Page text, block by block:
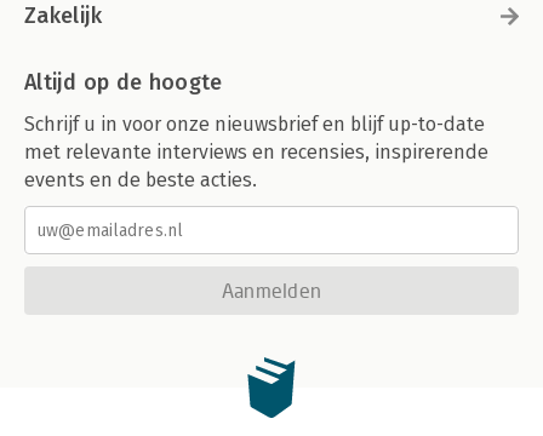
Zakelijk
Altijd op de hoogte
Schrijf u in voor onze nieuwsbrief en blijf up-to-date
met relevante interviews en recensies, inspirerende
events en de beste acties.
Aanmelden